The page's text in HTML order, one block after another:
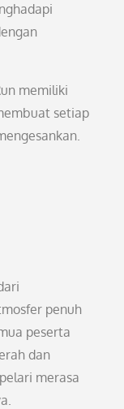
memiliki
setiap
penuh
peserta
dan
merasa